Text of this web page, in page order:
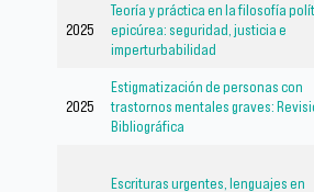
2025
Teoría y práctica en la filosofía
epicúrea: seguridad, justicia e
imperturbabilidad
2025
Estigmatización de personas con
trastornos mentales graves:
Bibliográfica
Escrituras urgentes, lenguajes en